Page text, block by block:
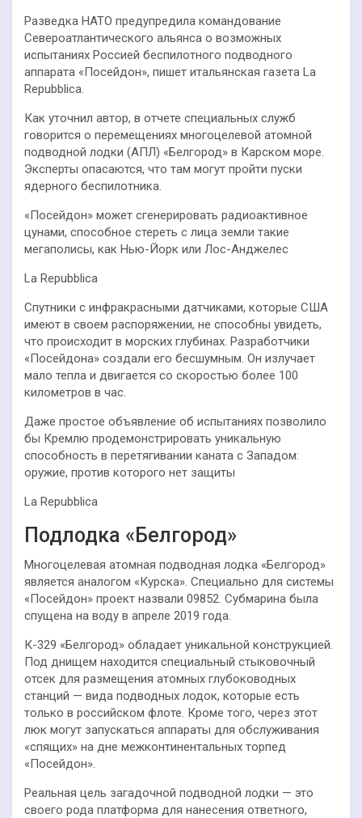
Разведка НАТО предупредила командование
Североатлантического альянса о возможных
испытаниях Россией беспилотного подводного
аппарата «Посейдон», пишет итальянская газета La
Repubblica.
Как уточнил автор, в отчете специальных служб
говорится о перемещениях многоцелевой атомной
подводной лодки (АПЛ) «Белгород» в Карском море.
Эксперты опасаются, что там могут пройти пуски
ядерного беспилотника.
«Посейдон» может сгенерировать радиоактивное
цунами, способное стереть с лица земли такие
мегаполисы, как Нью-Йорк или Лос-Анджелес
La Repubblica
Спутники с инфракрасными датчиками, которые США
имеют в своем распоряжении, не способны увидеть,
что происходит в морских глубинах. Разработчики
«Посейдона» создали его бесшумным. Он излучает
мало тепла и двигается со скоростью более 100
километров в час.
Даже простое объявление об испытаниях позволило
бы Кремлю продемонстрировать уникальную
способность в перетягивании каната с Западом:
оружие, против которого нет защиты
La Repubblica
Подлодка «Белгород»
Многоцелевая атомная подводная лодка «Белгород»
является аналогом «Курска». Специально для системы
«Посейдон» проект назвали 09852. Субмарина была
спущена на воду в апреле 2019 года.
К-329 «Белгород» обладает уникальной конструкцией.
Под днищем находится специальный стыковочный
отсек для размещения атомных глубоководных
станций — вида подводных лодок, которые есть
только в российском флоте. Кроме того, через этот
люк могут запускаться аппараты для обслуживания
«спящих» на дне межконтинентальных торпед
«Посейдон».
Реальная цель загадочной подводной лодки — это
своего рода платформа для нанесения ответного,